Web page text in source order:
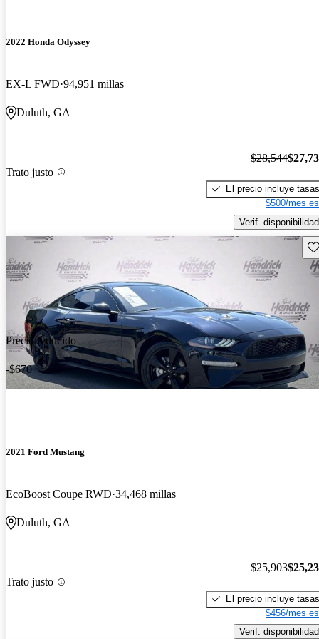
2022 Honda Odyssey
EX-L FWD 94,951 millas
Duluth, GA
Trato justo
$28,544
El precio incluye tasas
$500/mes
Verif. disponibilidad
Precio reducido
-$670
2021 Ford Mustang
EcoBoost Coupe RWD 34,468 millas
Duluth, GA
Trato justo
$25,903
El precio incluye tasas
$456/mes
Verif. disponibilidad